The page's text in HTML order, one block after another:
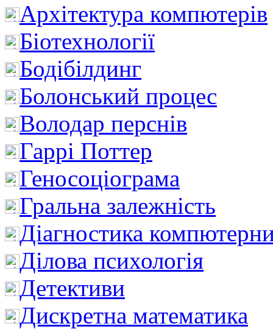
Архітектура компютерів
Біотехнології
Бодібілдинг
Болонський процес
Володар перснів
Гаррі Поттер
Геносоціограма
Гральна залежність
Діагностика
Ділова психологія
Детективи
Дискретна математика